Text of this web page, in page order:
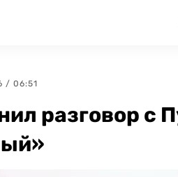
/ 06:51
разговор с